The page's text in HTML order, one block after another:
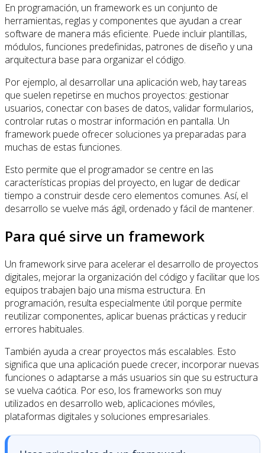
En programación, un framework es un conjunto de
herramientas, reglas y componentes que ayudan a crear
software de manera más eficiente. Puede incluir plantillas,
módulos, funciones predefinidas, patrones de diseño y una
arquitectura base para organizar el código.
Por ejemplo, al desarrollar una aplicación web, hay tareas
que suelen repetirse en muchos proyectos: gestionar
usuarios, conectar con bases de datos, validar formularios,
controlar rutas o mostrar información en pantalla. Un
framework puede ofrecer soluciones ya preparadas para
muchas de estas funciones.
Esto permite que el programador se centre en las
características propias del proyecto, en lugar de dedicar
tiempo a construir desde cero elementos comunes. Así, el
desarrollo se vuelve más ágil, ordenado y fácil de mantener.
Para qué sirve un framework
Un framework sirve para acelerar el desarrollo de proyectos
digitales, mejorar la organización del código y facilitar que los
equipos trabajen bajo una misma estructura. En
programación, resulta especialmente útil porque permite
reutilizar componentes, aplicar buenas prácticas y reducir
errores habituales.
También ayuda a crear proyectos más escalables. Esto
significa que una aplicación puede crecer, incorporar nuevas
funciones o adaptarse a más usuarios sin que su estructura
se vuelva caótica. Por eso, los frameworks son muy
utilizados en desarrollo web, aplicaciones móviles,
plataformas digitales y soluciones empresariales.